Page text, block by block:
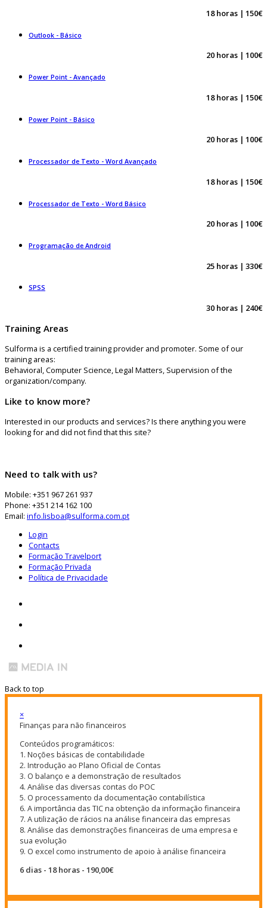
18 horas | 150€
Outlook - Básico
20 horas | 100€
Power Point - Avançado
18 horas | 150€
Power Point - Básico
20 horas | 100€
Processador de Texto - Word Avançado
18 horas | 150€
Processador de Texto - Word Básico
20 horas | 100€
Programação de Android
25 horas | 330€
SPSS
30 horas | 240€
Training Areas
Sulforma is a certified training provider and promoter. Some of our
training areas:
Behavioral, Computer Science, Legal Matters, Supervision of the
organization/company.
Like to know more?
Interested in our products and services? Is there anything you were
looking for and did not find that this site?
Need to talk with us?
Mobile: +351 967 261 937
Phone: +351 214 162 100
Email: info.lisboa@sulforma.com.pt
Login
Contacts
Formação Travelport
Formação Privada
Política de Privacidade
Back to top
×
Finanças para não financeiros
Conteúdos programáticos:
1. Noções básicas de contabilidade
2. Introdução ao Plano Oficial de Contas
3. O balanço e a demonstração de resultados
4. Análise das diversas contas do POC
5. O processamento da documentação contabilística
6. A importância das TIC na obtenção da informação financeira
7. A utilização de rácios na análise financeira das empresas
8. Análise das demonstrações financeiras de uma empresa e
sua evolução
9. O excel como instrumento de apoio à análise financeira
6 dias - 18 horas - 190,00€